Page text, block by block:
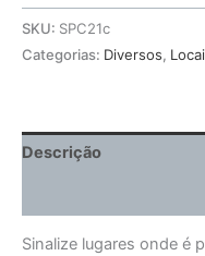
SKU: SPC21c
Categorias: Diversos,
Descrição
Sinalize lugares onde é